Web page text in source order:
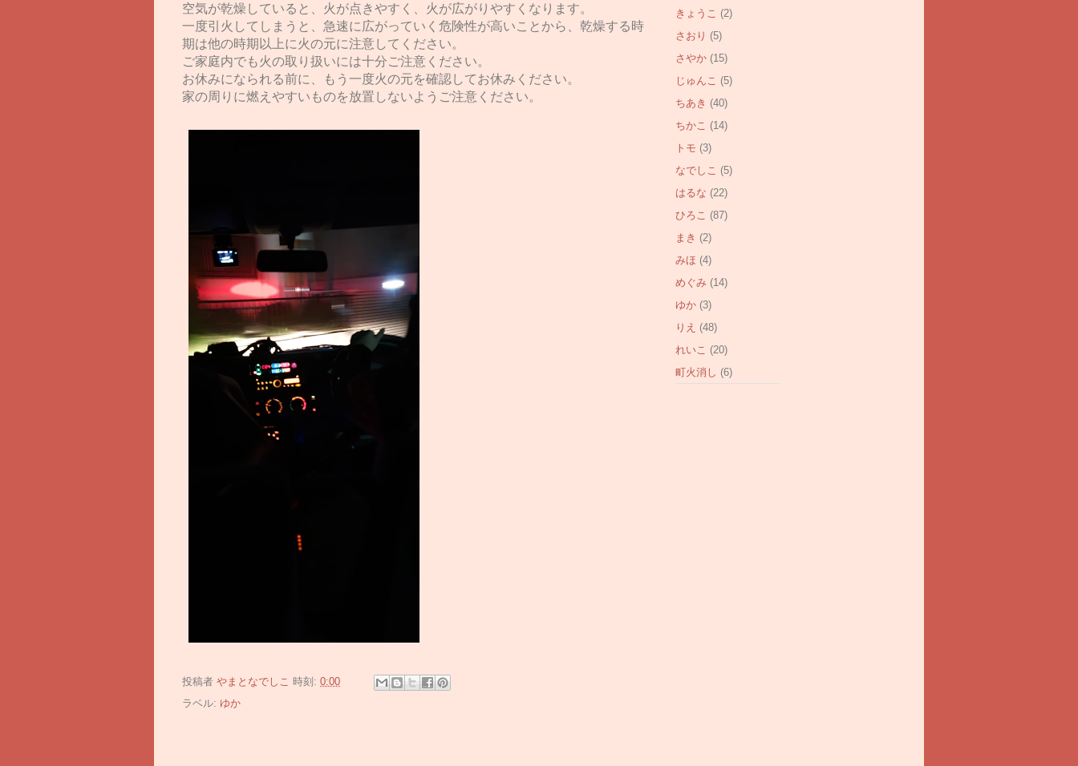
空気が乾燥していると、火が点きやすく、火が広がりやすくなります。
一度引火してしまうと、急速に広がっていく危険性が高いことから、乾燥する時
期は他の時期以上に火の元に注意してください。
ご家庭内でも火の取り扱いには十分ご注意ください。
お休みになられる前に、もう一度火の元を確認してお休みください。
家の周りに燃えやすいものを放置しないようご注意ください。
投稿者 やまとなでしこ 時刻: 0:00
ラベル: ゆか
きょうこ (2)
さおり (5)
さやか (15)
じゅんこ (5)
ちあき (40)
ちかこ (14)
トモ (3)
なでしこ (5)
はるな (22)
ひろこ (87)
まき (2)
みほ (4)
めぐみ (14)
ゆか (3)
りえ (48)
れいこ (20)
町火消し (6)